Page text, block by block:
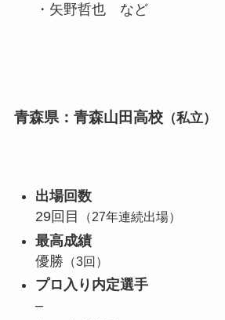
・矢野哲也 など
青森県：青森山田高校（私立）
出場回数
29回目
（27年連続出場）
最高成績
優勝 （3回）
プロ入り内定選手
–